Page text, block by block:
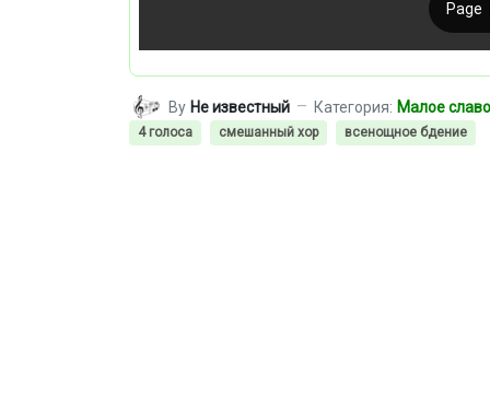
By Не известный Категория: Малое
4 голоса смешанный хор всенощное бдение